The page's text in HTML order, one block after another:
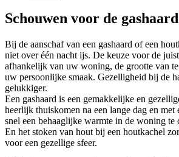
Schouwen voor de
Bij de aanschaf van een gashaard of een
niet over één nacht ijs. De keuze voor de
afhankelijk van uw woning, de grootte van
uw persoonlijke smaak. Gezelligheid bij de
gelukkiger.
Een gashaard is een gemakkelijke en
heerlijk thuiskomen na een lange dag en met
snel een behaaglijke warmte in de woning te
En het stoken van hout bij een houtkachel
voor een gezellige sfeer.